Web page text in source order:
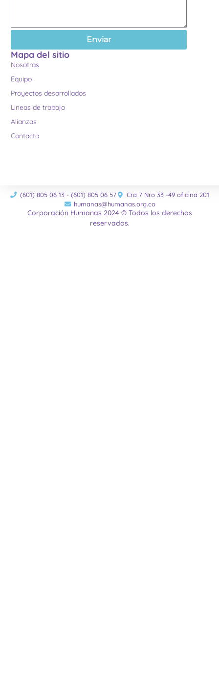
Enviar
Mapa del sitio
Nosotras
Equipo
Proyectos desarrollados
Lineas de trabajo
Alianzas
Contacto
(601) 805 06 13 - (601) 805 06 57
Cra 7 Nro 33 -49 oficina 201
humanas@humanas.org.co
Corporación Humanas 2024 © Todos los derechos
reservados.